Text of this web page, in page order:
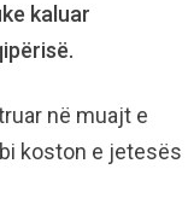
kaluar
në muajt e
koston e jetesës